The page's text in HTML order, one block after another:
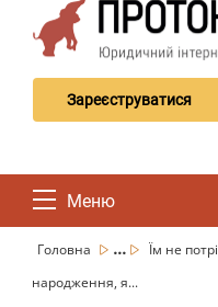
Зареєструватися
Меню
Головна ...
Їм не
народження, я...